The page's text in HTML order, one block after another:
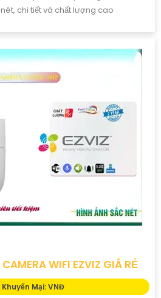
CS-H8C-R200-1J4WKFL
Mại: 1,800,000 ₫
2,000,000 ₫
1J4WKFL mang đến hình ảnh sắc
kiệm, và chất lượng cao. Xem ban